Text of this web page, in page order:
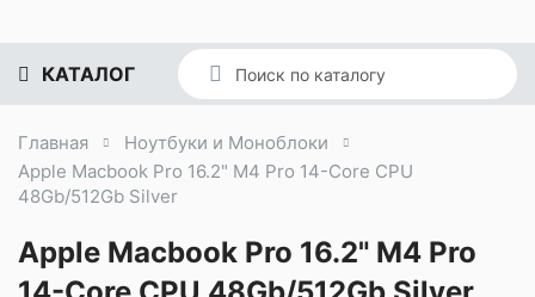
КАТАЛОГ
Главная
Ноутбуки и Моноблоки
Apple Macbook Pro 16.2" M4 Pro 14-Core CPU
48Gb/512Gb Silver
Apple Macbook Pro 16.2" M4 Pro